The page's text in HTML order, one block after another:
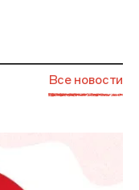
Все новости